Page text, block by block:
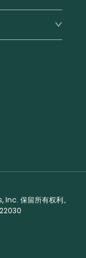
保留所有权利。